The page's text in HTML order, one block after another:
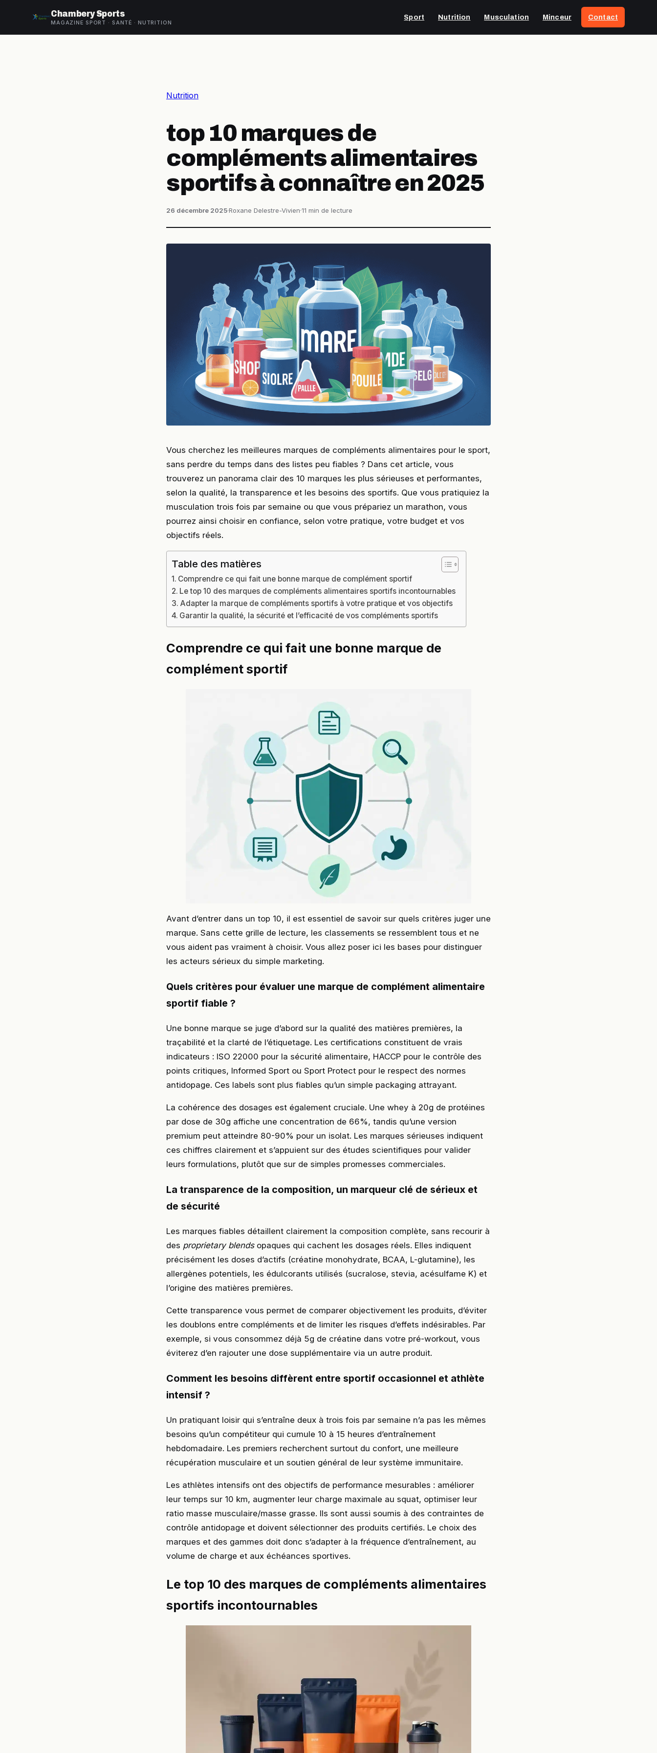
Chambery Sports
MAGAZINE SPORT · SANTÉ · NUTRITION
Sport Nutrition Musculation Minceur Contact
Nutrition
top 10 marques de
compléments alimentaires
sportifs à connaître en 2025
26 décembre 2025·Roxane Delestre-Vivien·11 min de lecture
Vous cherchez les meilleures marques de compléments alimentaires pour le sport,
sans perdre du temps dans des listes peu fiables ? Dans cet article, vous
trouverez un panorama clair des 10 marques les plus sérieuses et performantes,
selon la qualité, la transparence et les besoins des sportifs. Que vous pratiquiez la
musculation trois fois par semaine ou que vous prépariez un marathon, vous
pourrez ainsi choisir en confiance, selon votre pratique, votre budget et vos
objectifs réels.
Table des matières
Comprendre ce qui fait une bonne marque de complément sportif
Le top 10 des marques de compléments alimentaires sportifs incontournables
Adapter la marque de compléments sportifs à votre pratique et vos objectifs
Garantir la qualité, la sécurité et l’efficacité de vos compléments sportifs
Comprendre ce qui fait une bonne marque de
complément sportif
Avant d’entrer dans un top 10, il est essentiel de savoir sur quels critères juger une
marque. Sans cette grille de lecture, les classements se ressemblent tous et ne
vous aident pas vraiment à choisir. Vous allez poser ici les bases pour distinguer
les acteurs sérieux du simple marketing.
Quels critères pour évaluer une marque de complément alimentaire
sportif fiable ?
Une bonne marque se juge d’abord sur la qualité des matières premières, la
traçabilité et la clarté de l’étiquetage. Les certifications constituent de vrais
indicateurs : ISO 22000 pour la sécurité alimentaire, HACCP pour le contrôle des
points critiques, Informed Sport ou Sport Protect pour le respect des normes
antidopage. Ces labels sont plus fiables qu’un simple packaging attrayant.
La cohérence des dosages est également cruciale. Une whey à 20g de protéines
par dose de 30g affiche une concentration de 66%, tandis qu’une version
premium peut atteindre 80-90% pour un isolat. Les marques sérieuses indiquent
ces chiffres clairement et s’appuient sur des études scientifiques pour valider
leurs formulations, plutôt que sur de simples promesses commerciales.
La transparence de la composition, un marqueur clé de sérieux et
de sécurité
Les marques fiables détaillent clairement la composition complète, sans recourir à
des proprietary blendsopaques qui cachent les dosages réels. Elles indiquent
précisément les doses d’actifs (créatine monohydrate, BCAA, L-glutamine), les
allergènes potentiels, les édulcorants utilisés (sucralose, stevia, acésulfame K) et
l’origine des matières premières.
Cette transparence vous permet de comparer objectivement les produits, d’éviter
les doublons entre compléments et de limiter les risques d’effets indésirables. Par
exemple, si vous consommez déjà 5g de créatine dans votre pré-workout, vous
éviterez d’en rajouter une dose supplémentaire via un autre produit.
Comment les besoins diffèrent entre sportif occasionnel et athlète
intensif ?
Un pratiquant loisir qui s’entraîne deux à trois fois par semaine n’a pas les mêmes
besoins qu’un compétiteur qui cumule 10 à 15 heures d’entraînement
hebdomadaire. Les premiers recherchent surtout du confort, une meilleure
récupération musculaire et un soutien général de leur système immunitaire.
Les athlètes intensifs ont des objectifs de performance mesurables : améliorer
leur temps sur 10 km, augmenter leur charge maximale au squat, optimiser leur
ratio masse musculaire/masse grasse. Ils sont aussi soumis à des contraintes de
contrôle antidopage et doivent sélectionner des produits certifiés. Le choix des
marques et des gammes doit donc s’adapter à la fréquence d’entraînement, au
volume de charge et aux échéances sportives.
Le top 10 des marques de compléments alimentaires
sportifs incontournables